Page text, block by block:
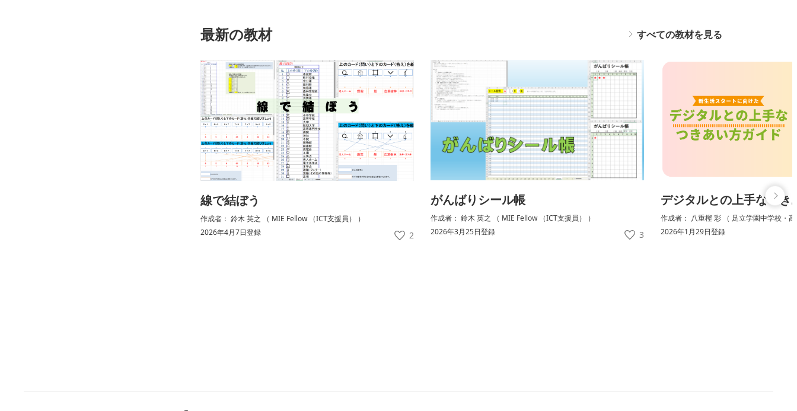
最新の教材 すべての教材を見る
線で結ぼう
作成者： 鈴木 英之 （ MIE Fellow （ICT支援員） ）
2026年4月7日登録
2
がんばりシール帳
作成者： 鈴木 英之 （ MIE Fellow （ICT支援員） ）
2026年3月25日登録
3
デジタルとの上手なつき
作成者： 八重樫 彩 （ 足立学園中学校・
2026年1月29日登録